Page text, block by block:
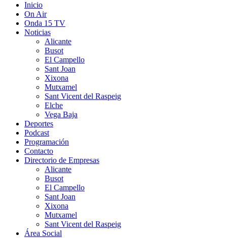
Inicio
On Air
Onda 15 TV
Noticias
Alicante
Busot
El Campello
Sant Joan
Xixona
Mutxamel
Sant Vicent del Raspeig
Elche
Vega Baja
Deportes
Podcast
Programación
Contacto
Directorio de Empresas
Alicante
Busot
El Campello
Sant Joan
Xixona
Mutxamel
Sant Vicent del Raspeig
Área Social